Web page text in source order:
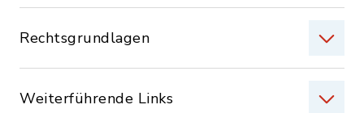
Rechtsgrundlagen
Weiterführende Links